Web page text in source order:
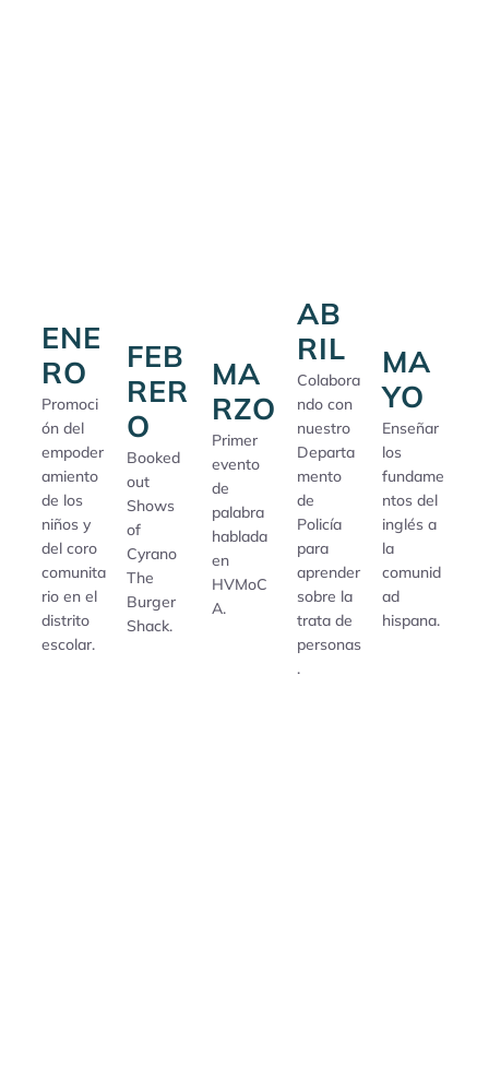
ENE
RO
Promoci
ón del
empoder
amiento
de los
niños y
del coro
comunita
rio en el
distrito
escolar.
FEB
RER
O
Booked
out
Shows
of
Cyrano
The
Burger
Shack.
MA
RZO
Primer
evento
de
palabra
hablada
en
HVMoC
A.
AB
RIL
Colabora
ndo con
nuestro
Departa
mento
de
Policía
para
aprender
sobre la
trata de
personas
.
MA
YO
Enseñar
los
fundame
ntos del
inglés a
la
comunid
ad
hispana.